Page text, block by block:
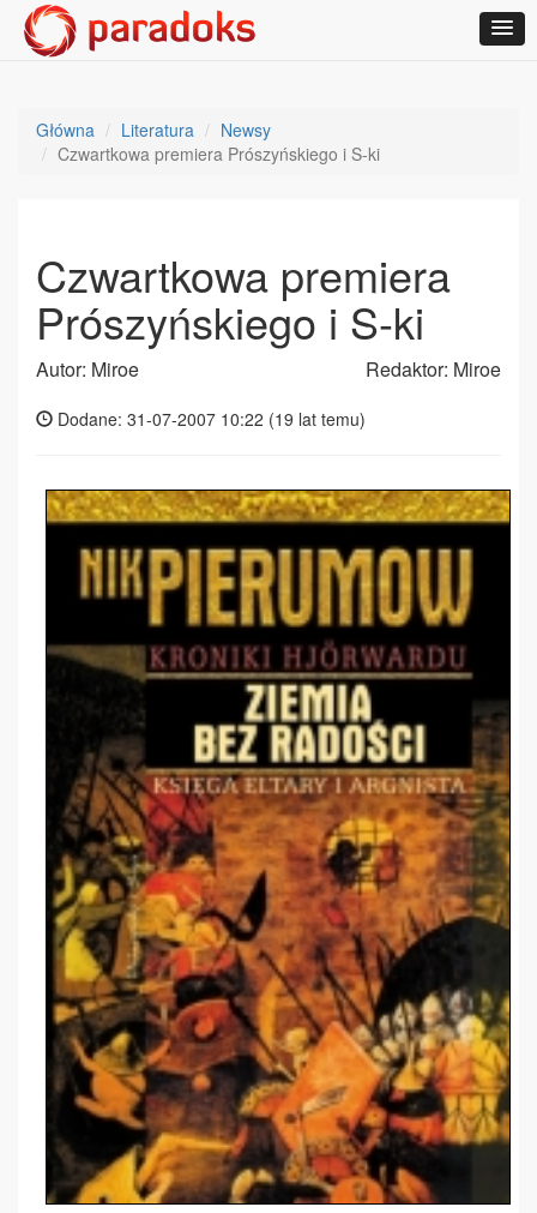
Główna Literatura
Newsy
Czwartkowa premiera Prószyńskiego i S-ki
Czwartkowa premiera
Prószyńskiego i S-ki
Autor: Miroe Redaktor: Miroe
Dodane: 31-07-2007 10:22 (19 lat temu)